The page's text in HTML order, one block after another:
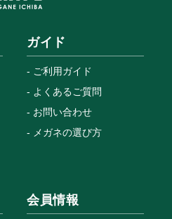
ガイド
ご利用ガイド
よくあるご質問
お問い合わせ
メガネの選び方
会員情報